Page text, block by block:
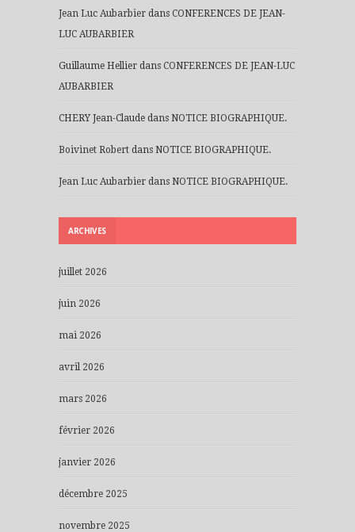
Jean Luc Aubarbier dans CONFERENCES DE JEAN-
LUC AUBARBIER
Guillaume Hellier dans CONFERENCES DE JEAN-LUC
AUBARBIER
CHERY Jean-Claude dans NOTICE BIOGRAPHIQUE.
Boivinet Robert dans NOTICE BIOGRAPHIQUE.
Jean Luc Aubarbier dans NOTICE BIOGRAPHIQUE.
ARCHIVES
juillet 2026
juin 2026
mai 2026
avril 2026
mars 2026
février 2026
janvier 2026
décembre 2025
novembre 2025